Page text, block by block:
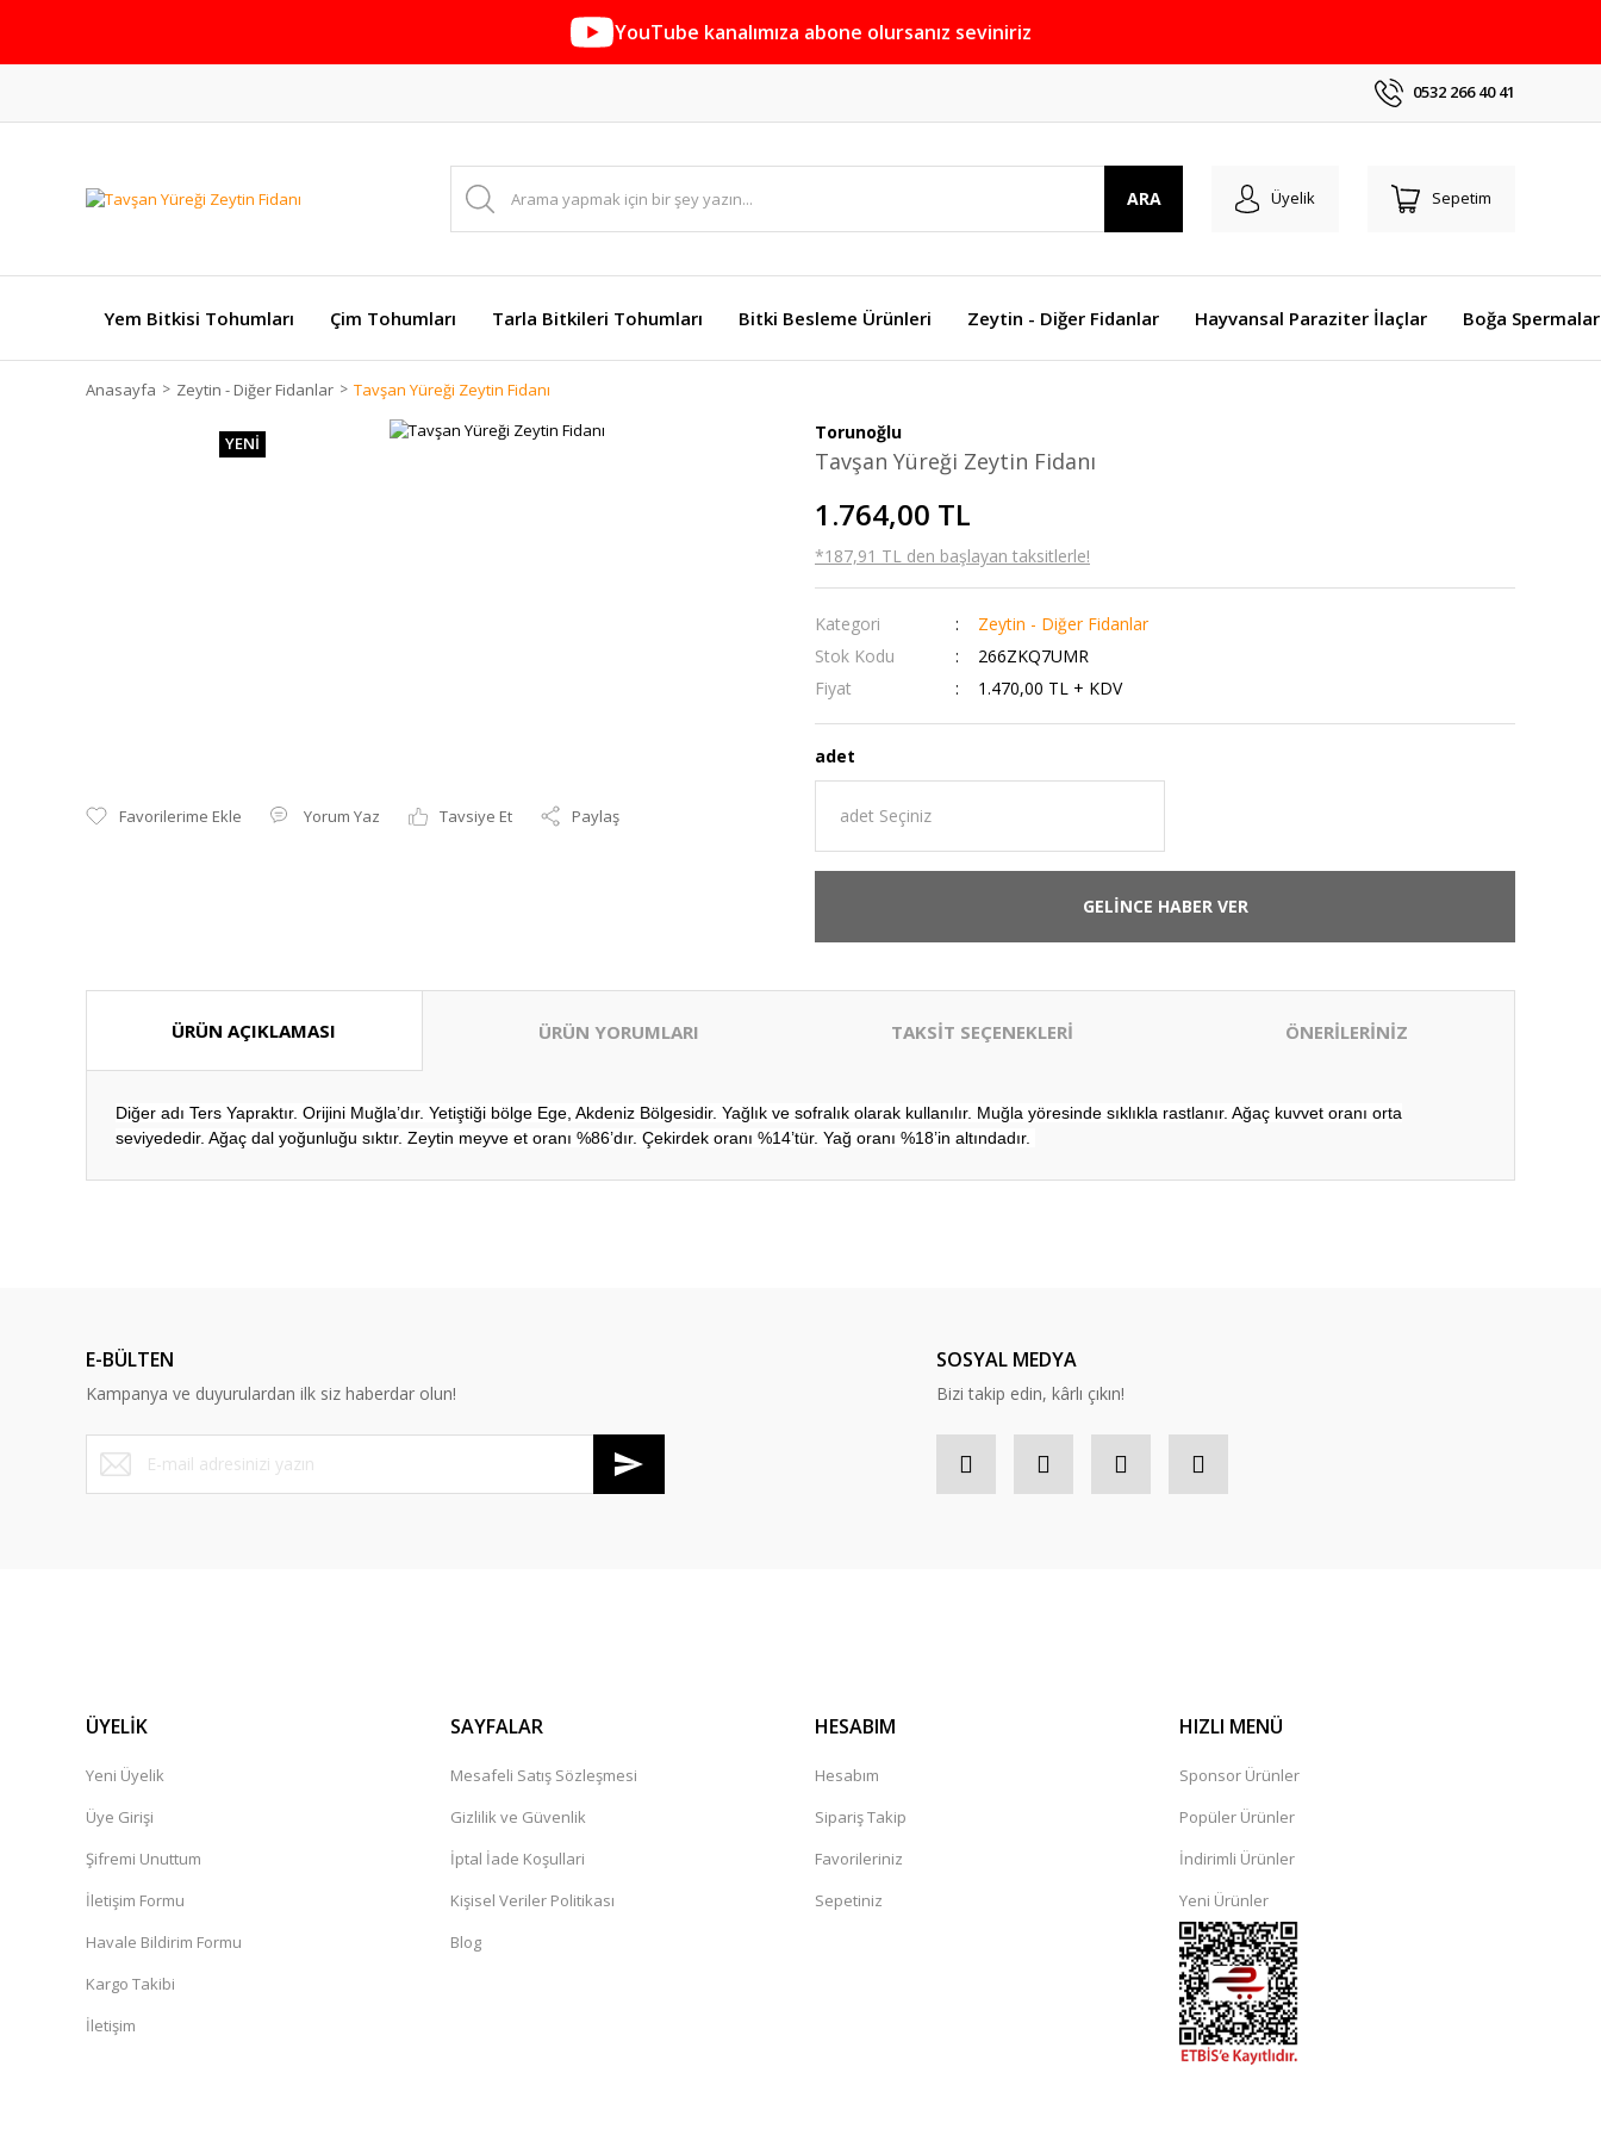
YouTube kanalımıza abone olursanız seviniriz
0532 266 40 41
ARA Üyelik Sepetim
Yem Bitkisi Tohumları Çim Tohumları Tarla Bitkileri Tohumları Bitki Besleme Ürünleri Zeytin - Diğer Fidanlar Hayvansal Paraziter İlaçlar Boğa
Anasayfa Zeytin - Diğer Fidanlar Tavşan Yüreği Zeytin Fidanı
YENİ
Yorum Yaz Tavsiye Et Paylaş
Torunoğlu
Tavşan Yüreği Zeytin Fidanı
1.764,00 TL
*187,91 TL den başlayan taksitlerle!
Kategori
Zeytin - Diğer Fidanlar
Stok Kodu
266ZKQ7UMR
Fiyat
1.470,00 TL + KDV
adet
GELİNCE HABER VER
ÜRÜN AÇIKLAMASI ÜRÜN YORUMLARI TAKSİT SEÇENEKLERİ ÖNERİLERİNİZ
Diğer adı Ters Yapraktır. Orijini Muğla’dır. Yetiştiği bölge Ege, Akdeniz Bölgesidir. Yağlık ve sofralık olarak kullanılır. Muğla yöresinde sıklıkla rastlanır. Ağaç kuvvet oranı orta
seviyededir. Ağaç dal yoğunluğu sıktır. Zeytin meyve et oranı %86’dır. Çekirdek oranı %14’tür. Yağ oranı %18’in altındadır.
Ürün bilgilerinde hatalar bulunuyor.
Ürün fiyatı diğer sitelerden daha pahalı.
Bu ürüne benzer farklı alternatifler olmalı.
E-BÜLTEN
Kampanya ve duyurulardan ilk siz haberdar olun!
SOSYAL MEDYA
Bizi takip edin, kârlı çıkın!
ÜYELİK
Yeni Üyelik
Üye Girişi
Şifremi Unuttum
İletişim Formu
Havale Bildirim Formu
Kargo Takibi
İletişim
SAYFALAR
Mesafeli Satış Sözleşmesi
Gizlilik ve Güvenlik
İptal İade Koşullari
Kişisel Veriler Politikası
Blog
HESABIM
Hesabım
Sipariş Takip
Favorileriniz
Sepetiniz
HIZLI MENÜ
Sponsor Ürünler
Popüler Ürünler
İndirimli Ürünler
Yeni Ürünler